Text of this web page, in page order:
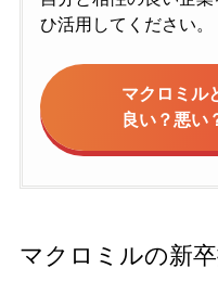
ひ活用してください。
マクロミル
良い？悪い
マクロミルの新